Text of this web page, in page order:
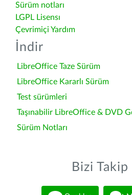
Sürüm notları
LGPL Lisensı
Çevrimiçi Yardım
İndir
LibreOffice Taze Sürüm
LibreOffice Kararlı Sürüm
Test sürümleri
Taşınabilir LibreOffice & DVD
Sürüm Notları
Bizi Takip